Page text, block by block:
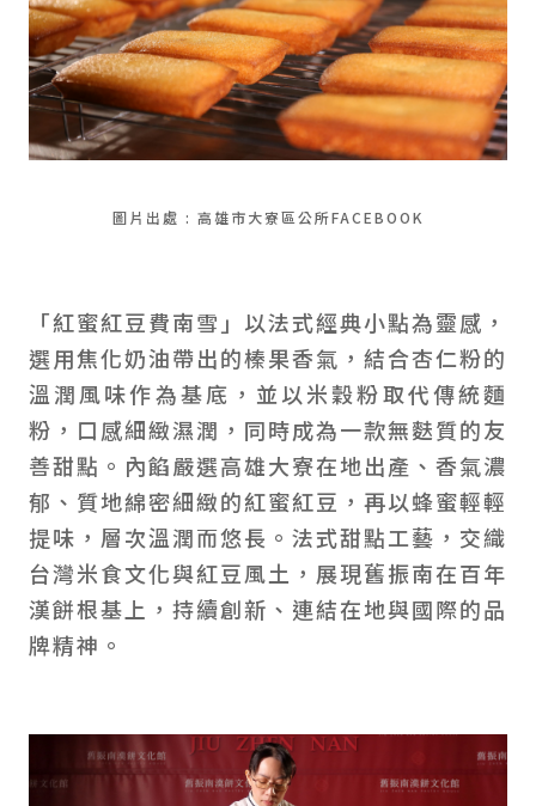
圖片出處 : 高雄市大寮區公所FACEBOOK
「紅蜜紅豆費南雪」以法式經典小點為靈感，
選用焦化奶油帶出的榛果香氣，結合杏仁粉的
溫潤風味作為基底，並以米穀粉取代傳統麵
粉，口感細緻濕潤，同時成為一款無麩質的友
善甜點。內餡嚴選高雄大寮在地出產、香氣濃
郁、質地綿密細緻的紅蜜紅豆，再以蜂蜜輕輕
提味，層次溫潤而悠長。法式甜點工藝，交織
台灣米食文化與紅豆風土，展現舊振南在百年
漢餅根基上，持續創新、連結在地與國際的品
牌精神。